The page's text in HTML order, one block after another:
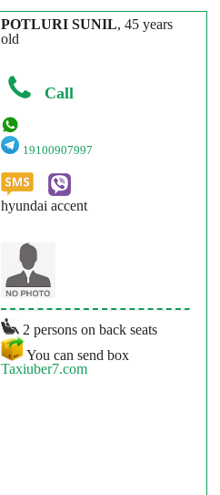
POTLURI SUNIL, 45 years
old
Call
19100907997
hyundai accent
2 persons on back seats
You can send box
Taxiuber7.com